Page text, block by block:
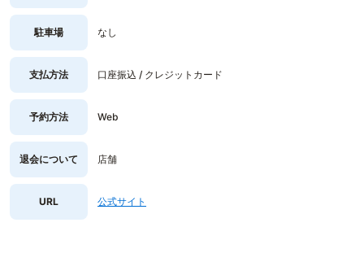
駐車場 なし
支払方法 口座振込 / クレジットカード
予約方法 Web
退会について 店舗
URL 公式サイト